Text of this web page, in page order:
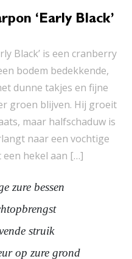
‘Early Black’
Black’ is een cranberry
bodem bedekkende,
dunne takjes en fijne
groen blijven. Hij groeit
maar halfschaduw is
naar een vochtige
hekel aan […]
zure bessen
struik
op zure grond